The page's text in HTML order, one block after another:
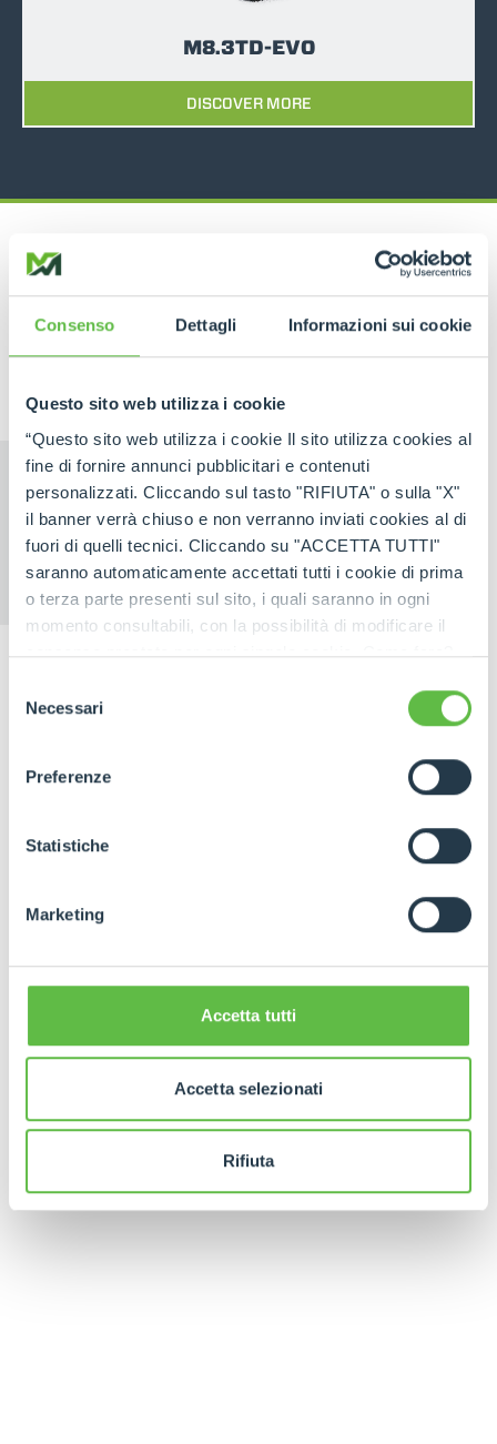
Consenso Dettagli Informazioni sui cookie
Questo sito web utilizza i cookie
“Questo sito web utilizza i cookie Il sito utilizza cookies al
fine di fornire annunci pubblicitari e contenuti
personalizzati. Cliccando sul tasto "RIFIUTA" o sulla "X"
il banner verrà chiuso e non verranno inviati cookies al di
fuori di quelli tecnici. Cliccando su "ACCETTA TUTTI"
saranno automaticamente accettati tutti i cookie di prima
o terza parte presenti sul sito, i quali saranno in ogni
momento consultabili, con la possibilità di modificare il
consenso prestato per ogni singolo cookie. Come fare?
ogni pagina, selezionare "Modifichi il suo consenso" e
dell'informativa completa nel footer presente in ogni
pagina. Per esercitare i diritti riconosciuti all'interessato ai
GDPR abbiamo predisposto una
apposita procedura.
delNecessari
Preferenze
Statistiche
Marketing
Accetta tutti
Accetta selezionati
Rifiuta
M8.3TD-EVO
DISCOVER MORE
RELATED PRODUCTS
Tracked Carriers
CINGO
MULTIFUNCTION
ELECTRIC
CINGO